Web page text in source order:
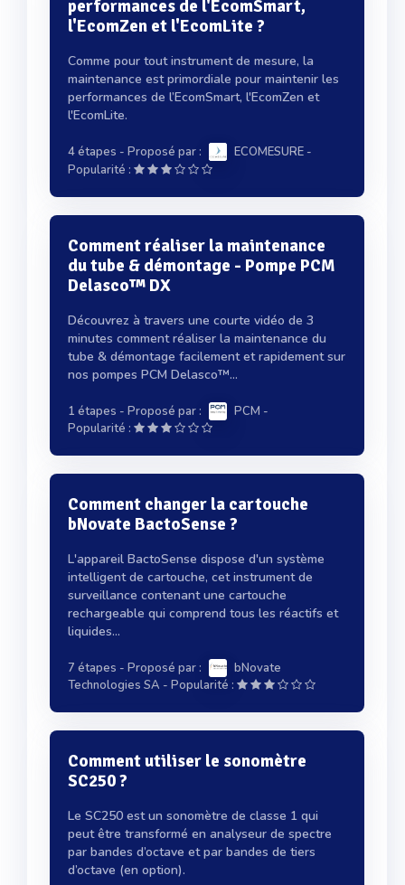
performances de l'EcomSmart,
l'EcomZen et l'EcomLite ?
Comme pour tout instrument de mesure, la
maintenance est primordiale pour maintenir les
performances de l’EcomSmart, l'EcomZen et
l'EcomLite.
4 étapes - Proposé par : ECOMESURE -
Popularité :
Comment réaliser la maintenance
du tube & démontage - Pompe PCM
Delasco™ DX
Découvrez à travers une courte vidéo de 3
minutes comment réaliser la maintenance du
tube & démontage facilement et rapidement sur
nos pompes PCM Delasco™...
1 étapes - Proposé par : PCM -
Popularité :
Comment changer la cartouche
bNovate BactoSense ?
L'appareil BactoSense dispose d'un système
intelligent de cartouche, cet instrument de
surveillance contenant une cartouche
rechargeable qui comprend tous les réactifs et
liquides...
7 étapes - Proposé par :
bNovate
Technologies SA - Popularité :
Comment utiliser le sonomètre
SC250 ?
Le SC250 est un sonomètre de classe 1 qui
peut être transformé en analyseur de spectre
par bandes d’octave et par bandes de tiers
d’octave (en option).